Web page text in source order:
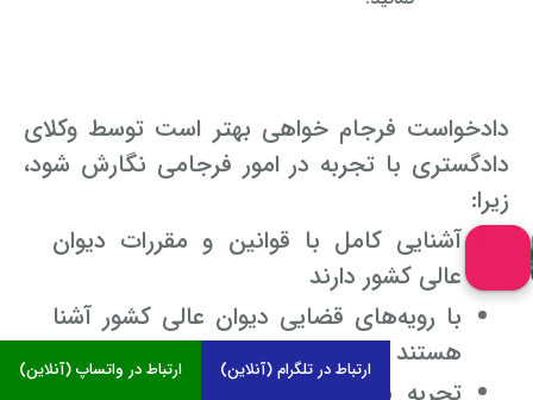
دادخواست فرجام خواهی بهتر است توسط وکلای
دادگستری با تجربه در امور فرجامی نگارش شود،
زیرا:
آشنایی کامل با قوانین و مقررات دیوان
عالی کشور دارند
با رویه‌های قضایی دیوان عالی کشور آشنا
هستند
ارتباط در واتساپ (آنلاین) ارتباط در تلگرام (آنلاین)